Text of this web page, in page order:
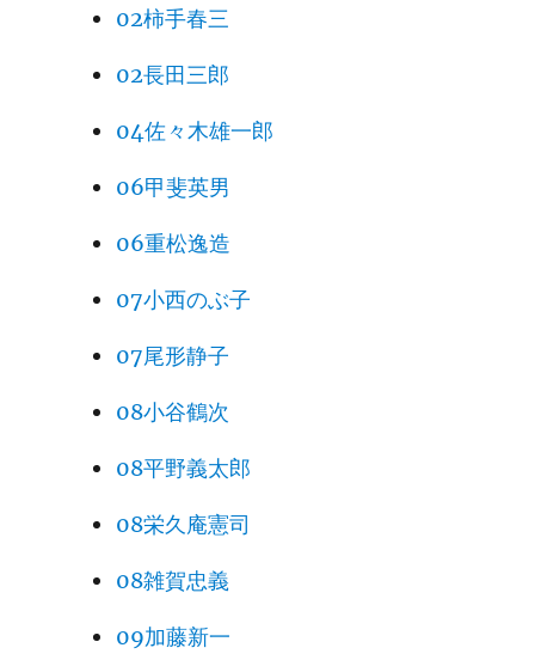
02柿手春三
02長田三郎
04佐々木雄一郎
06甲斐英男
06重松逸造
07小西のぶ子
07尾形静子
08小谷鶴次
08平野義太郎
08栄久庵憲司
08雑賀忠義
09加藤新一